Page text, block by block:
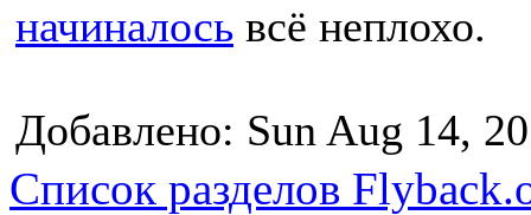
начиналось всё неплохо.
Добавлено: Sun Aug 14,
Список разделов